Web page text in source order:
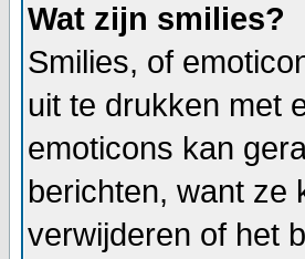
Wat zijn smilies?
Smilies, of
uit te drukken met
emoticons kan
berichten, want ze
verwijderen of het